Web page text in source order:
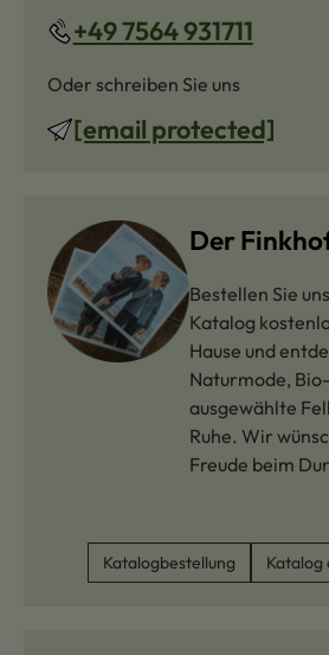
+49 7564 931711
Oder schreiben Sie uns
[email protected]
Der
Bestellen Sie
Katalog
Hause und
Naturmode,
ausgewählte
Ruhe. Wir
Freude beim
Katalogbestellung Katalog